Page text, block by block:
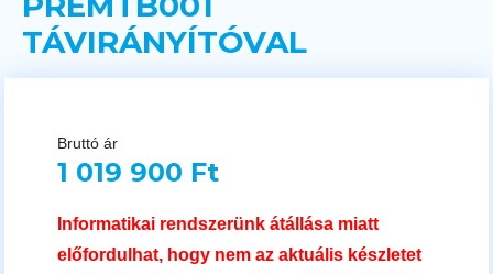
TÁVIRÁNYÍTÓVAL
Bruttó ár
1 019 900 Ft
Informatikai rendszerünk átállása miatt
előfordulhat, hogy nem az aktuális készletet